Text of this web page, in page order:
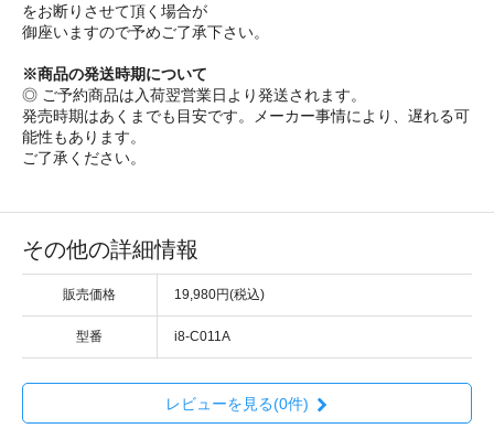
をお断りさせて頂く場合が
御座いますので予めご了承下さい。
※商品の発送時期について
◎ ご予約商品は入荷翌営業日より発送されます。
発売時期はあくまでも目安です。メーカー事情により、遅れる可
能性もあります。
ご了承ください。
その他の詳細情報
販売価格 19,980円(税込)
型番 i8-C011A
レビューを見る(0件)